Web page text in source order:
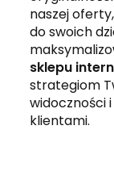
naszej
do swoich
sklepu
strategiom
widoczności
klientami.